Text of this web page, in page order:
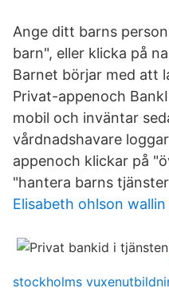
Ange ditt barns
barn", eller klicka på
Barnet börjar med att
Privat-appenoch
mobil och inväntar
vårdnadshavare
appenoch klickar på
"hantera barns
Elisabeth ohlson
stockholms